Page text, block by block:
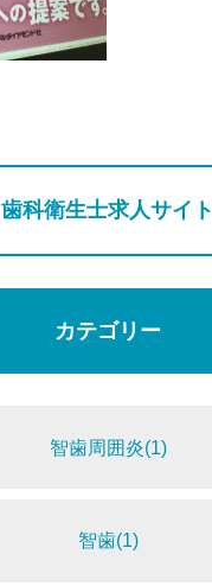
歯科衛生士求人サイト
カテゴリー
智歯周囲炎(1)
智歯(1)